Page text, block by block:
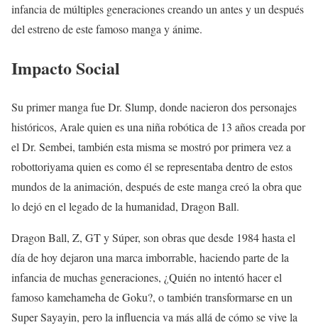
infancia de múltiples generaciones creando un antes y un después
del estreno de este famoso manga y ánime.
Impacto Social
Su primer manga fue Dr. Slump, donde nacieron dos personajes
históricos, Arale quien es una niña robótica de 13 años creada por
el Dr. Sembei, también esta misma se mostró por primera vez a
robottoriyama quien es como él se representaba dentro de estos
mundos de la animación, después de este manga creó la obra que
lo dejó en el legado de la humanidad, Dragon Ball.
Dragon Ball, Z, GT y Súper, son obras que desde 1984 hasta el
día de hoy dejaron una marca imborrable, haciendo parte de la
infancia de muchas generaciones, ¿Quién no intentó hacer el
famoso kamehameha de Goku?, o también transformarse en un
Super Sayayin, pero la influencia va más allá de cómo se vive la